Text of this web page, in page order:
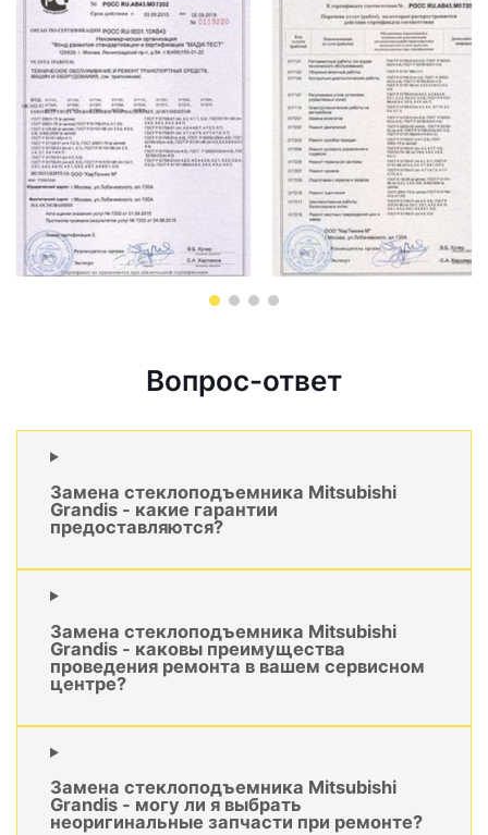
Вопрос-ответ
Замена стеклоподъемника Mitsubishi
Grandis - какие гарантии
предоставляются?
Замена стеклоподъемника Mitsubishi
Grandis - каковы преимущества
проведения ремонта в вашем сервисном
центре?
Замена стеклоподъемника Mitsubishi
Grandis - могу ли я выбрать
неоригинальные запчасти при ремонте?